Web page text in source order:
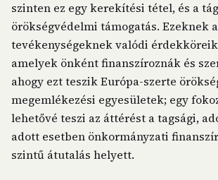
szinten ez egy kerekítési tétel, és a
örökségvédelmi támogatás. Ezeknek a
tevékenységeknek valódi
amelyek önként finanszíroznák és
ahogy ezt teszik Európa-szerte
megemlékezési egyesületek; egy
lehetővé teszi az áttérést a tagsági,
adott esetben önkormányzati
szintű átutalás helyett.